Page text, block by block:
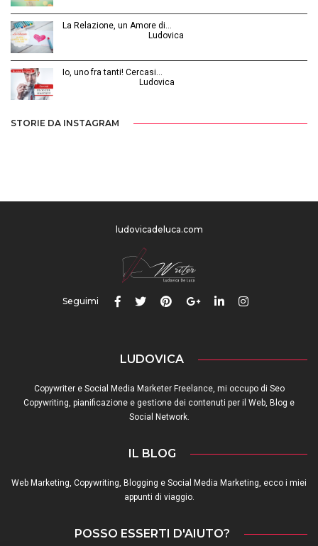
La Relazione, un Amore di…
Ludovica
Io, uno fra tanti! Cercasi…
Ludovica
STORIE DA INSTAGRAM
ludovicadeluca.com
Seguimi
LUDOVICA
Copywriter e Social Media Marketer Freelance, mi occupo di Seo
Copywriting, pianificazione e gestione dei contenuti per il Web, Blog e
Social Network.
IL BLOG
Web Marketing, Copywriting, Blogging e Social Media Marketing, ecco i miei
appunti di viaggio.
POSSO ESSERTI D'AIUTO?